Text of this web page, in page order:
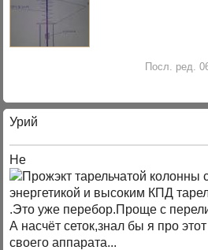
Посл. ред.
Урий
Не
.Это уже перебор.Проще с
А насчёт сеток,знал бы я про
своего аппарата...